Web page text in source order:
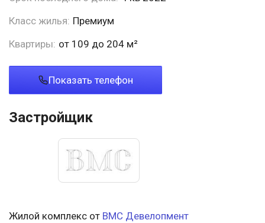
Класс жилья: Премиум
Квартиры: от 109 до 204 м²
Показать телефон
Застройщик
Жилой комплекс от ВМС Девелопмент